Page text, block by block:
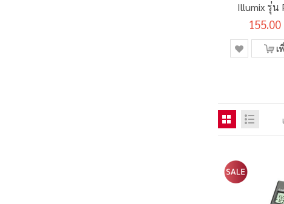
Illumix รุ่น
เ